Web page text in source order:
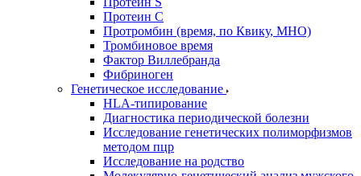
Протеин С
Протромбин (время, по Квику, МНО)
Тромбиновое время
Фактор Виллебранда
Фибриноген
Генетическое исследование
HLA-типирование
Диагностика периодической болезни
Исследование генетических полиморфизмов
методом пцр
Исследование на родство